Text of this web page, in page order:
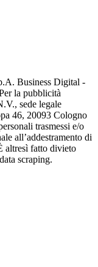
Business Digital -
la pubblicità
sede legale
46, 20093 Cologno
trasmessi e/o
all’addestramento di
altresì fatto divieto
scraping.